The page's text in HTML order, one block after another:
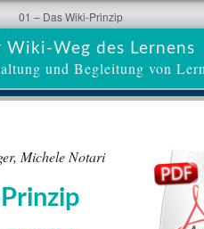
Wiki-Weg des Lernens
und Begleitung von
01 – Das Wiki-Prinzip
Michele Notari